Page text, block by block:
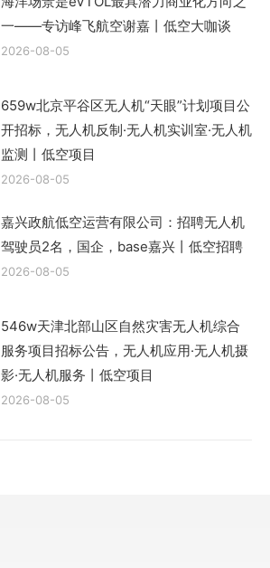
一——专访峰飞航空谢嘉丨低空大咖谈
2026-08-05
659w北京平谷区无人机“天眼”计划项目公
开招标，无人机反制·无人机实训室·无人机
监测丨低空项目
2026-08-05
嘉兴政航低空运营有限公司：招聘无人机
驾驶员2名，国企，base嘉兴丨低空招聘
2026-08-05
546w天津北部山区自然灾害无人机综合
服务项目招标公告，无人机应用·无人机摄
影·无人机服务丨低空项目
2026-08-05